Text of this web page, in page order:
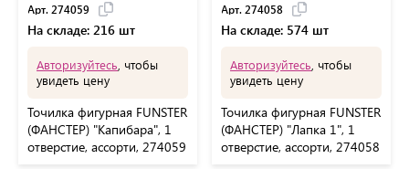
Арт. 274059
На складе: 216 шт
Авторизуйтесь , чтобы
увидеть цену
Точилка фигурная FUNSTER
(ФАНСТЕР) "Капибара", 1
отверстие, ассорти, 274059
Арт. 274058
На складе: 574 шт
Авторизуйтесь , чтобы
увидеть цену
Точилка фигурная FUNSTER
(ФАНСТЕР) "Лапка 1", 1
отверстие, ассорти, 274058